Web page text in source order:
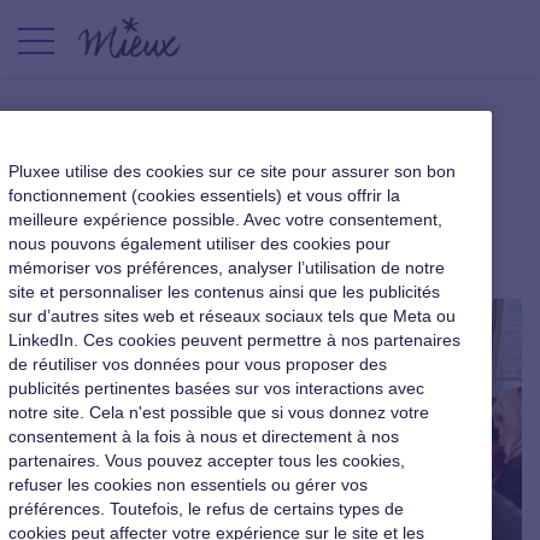
La QVT dans le nouveau Plan
Santé au Travail
|8 février 2016
Pluxee utilise des cookies sur ce site pour assurer son bon
fonctionnement (cookies essentiels) et vous offrir la
meilleure expérience possible. Avec votre consentement,
nous pouvons également utiliser des cookies pour
mémoriser vos préférences, analyser l’utilisation de notre
site et personnaliser les contenus ainsi que les publicités
sur d’autres sites web et réseaux sociaux tels que Meta ou
LinkedIn. Ces cookies peuvent permettre à nos partenaires
de réutiliser vos données pour vous proposer des
publicités pertinentes basées sur vos interactions avec
notre site. Cela n'est possible que si vous donnez votre
consentement à la fois à nous et directement à nos
partenaires. Vous pouvez accepter tous les cookies,
refuser les cookies non essentiels ou gérer vos
préférences. Toutefois, le refus de certains types de
cookies peut affecter votre expérience sur le site et les